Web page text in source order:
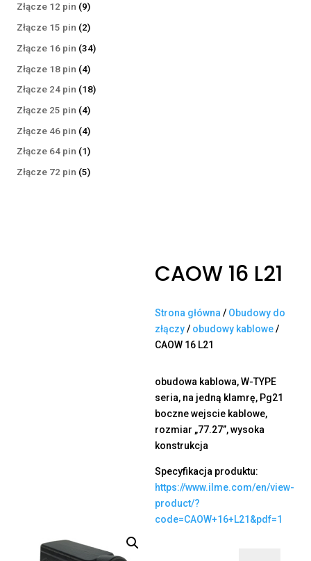
Złącze 12 pin 99
produktów
Złącze 15 pin 22
produkty
Złącze 16 pin 3434
Złącze 18 pin 44
produkty
Złącze 24 pin 1818
Złącze 25 pin 44
produkty
Złącze 46 pin 44
produkty
Złącze 64 pin 11
produkt
Złącze 72 pin 55
CAOW 16 L21
Strona główna / Obudowy do
złączy/ obudowy kablowe/
CAOW 16 L21
obudowa kablowa, W-TYPE
seria, na jedną klamrę, Pg21
boczne wejscie kablowe,
rozmiar „77.27”, wysoka
konstrukcja
Specyfikacja produktu:
https://www.ilme.com/en/view-
product/?
code=CAOW+16+L21&pdf=1